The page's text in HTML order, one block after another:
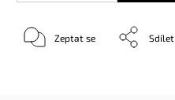
Zeptat se Sdílet